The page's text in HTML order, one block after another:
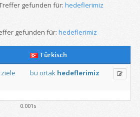
gefunden für: hedeflerimiz
gefunden für: hedeflerimiz
Türkisch
ziele bu ortak hedeflerimiz
0.001s